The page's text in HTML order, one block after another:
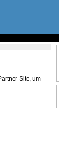
Site, um